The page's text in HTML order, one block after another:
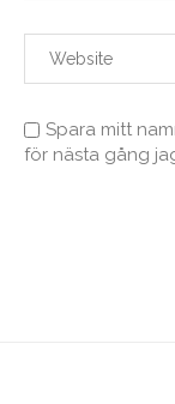
Spara mitt
för nästa gång